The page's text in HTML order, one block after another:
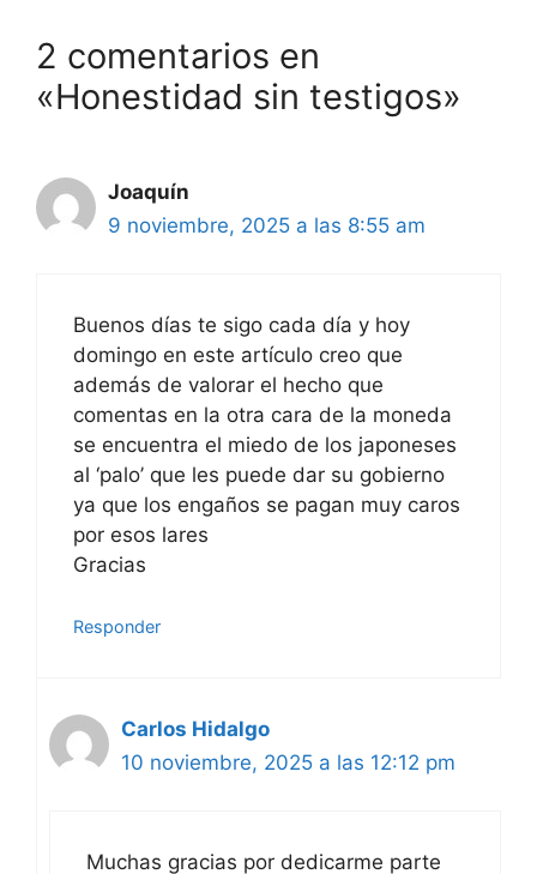
2 comentarios en
«Honestidad sin testigos»
Joaquín
9 noviembre, 2025 a las 8:55 am
Buenos días te sigo cada día y hoy
domingo en este artículo creo que
además de valorar el hecho que
comentas en la otra cara de la moneda
se encuentra el miedo de los japoneses
al ‘palo’ que les puede dar su gobierno
ya que los engaños se pagan muy caros
por esos lares
Gracias
Responder
Carlos Hidalgo
10 noviembre, 2025 a las 12:12 pm
Muchas gracias por dedicarme parte